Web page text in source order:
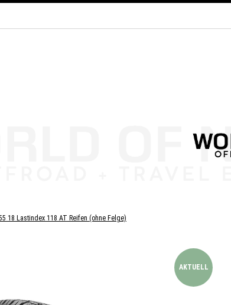
18 Lastindex 118 AT Reifen (ohne Felge)
AKTUELL